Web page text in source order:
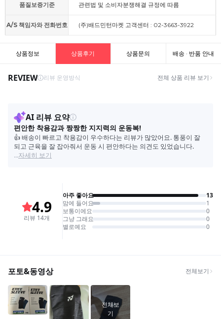
품질보증기준 관련법 및 소비자분쟁해결 규정에 따름
A/S 책임자와 전화번호 (주)배드민턴마켓 고객센터 : 02-3663-3922
상품정보 상품후기 상품문의 배송 · 반품 안내